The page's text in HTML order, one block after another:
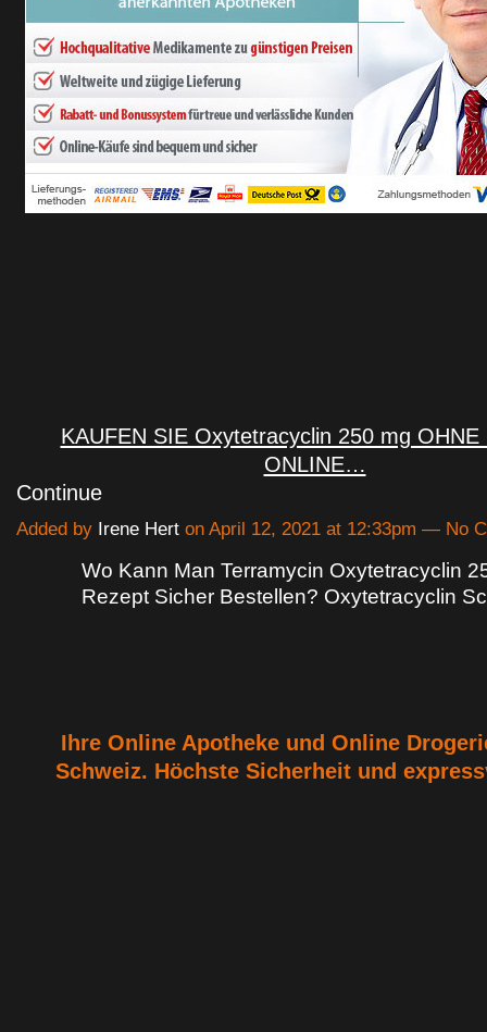
KAUFEN SIE Oxytetracyclin 250 mg OHNE
ONLINE…
Continue
Added by Irene Hert on April 12, 2021 at 12:33pm — No
Wo Kann Man Terramycin Oxytetracyclin
Rezept Sicher Bestellen? Oxytetracyclin
Ihre Online Apotheke und Online
Schweiz. Höchste Sicherheit und